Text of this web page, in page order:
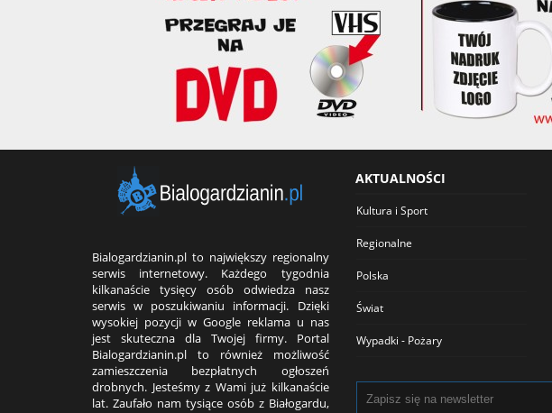
Bialogardzianin.pl to największy regionalny
serwis internetowy. Każdego tygodnia
kilkanaście tysięcy osób odwiedza nasz
serwis w poszukiwaniu informacji. Dzięki
wysokiej pozycji w Google reklama u nas
jest skuteczna dla Twojej firmy. Portal
Bialogardzianin.pl to również możliwość
zamieszczenia bezpłatnych ogłoszeń
drobnych. Jesteśmy z Wami już kilkanaście
lat. Zaufało nam tysiące osób z Białogardu,
AKTUALNOŚCI
Kultura i Sport
Regionalne
Polska
Świat
Wypadki - Pożary